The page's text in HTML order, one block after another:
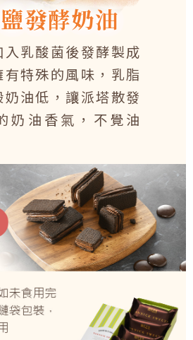
發酵奶油
乳酸菌後發酵製成
特殊的風味，乳脂
油低，讓派塔散發
奶油香氣，不覺油